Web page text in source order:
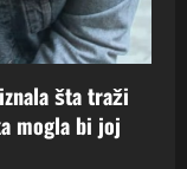
šta traži
mogla bi joj